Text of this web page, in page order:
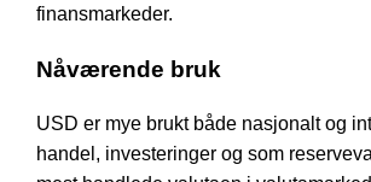
finansmarkeder.
Nåværende bruk
USD er mye brukt både nasjonalt og
handel, investeringer og som